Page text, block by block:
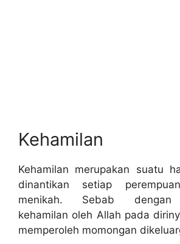
Kehamilan
Kehamilan merupakan suatu
dinantikan setiap
menikah. Sebab dengan
kehamilan oleh Allah pada
memperoleh momongan